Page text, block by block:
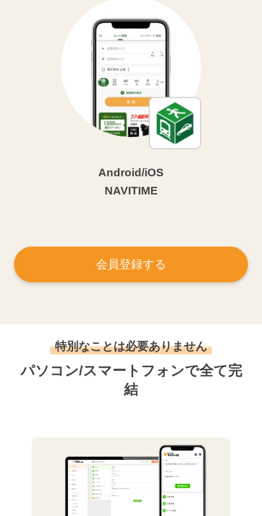
Android/iOS
NAVITIME
会員登録する
特別なことは必要ありません
パソコン/スマートフォンで全て完
結